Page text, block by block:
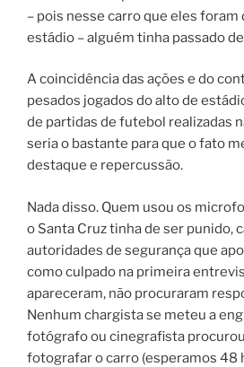
– pois nesse carro que eles foram
estádio – alguém tinha passado
A coincidência das ações e do
pesados jogados do alto de
de partidas de futebol realizadas
seria o bastante para que o fato
destaque e repercussão.
Nada disso. Quem usou os
o Santa Cruz tinha de ser punido,
autoridades de segurança que
como culpado na primeira
apareceram, não procuraram
Nenhum chargista se meteu a
fotógrafo ou cinegrafista
fotografar o carro (esperamos 48